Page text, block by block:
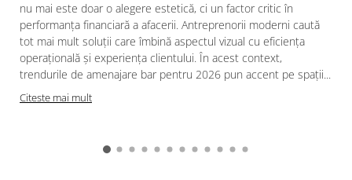
nu mai este doar o alegere estetică, ci un factor critic în
performanța financiară a afacerii. Antreprenorii moderni caută
tot mai mult soluții care îmbină aspectul vizual cu eficiența
operațională și experiența clientului. În acest context,
trendurile de amenajare bar pentru 2026 pun accent pe spații...
Citeste mai mult